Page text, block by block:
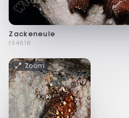
Zackeneule
f34618
Zoom